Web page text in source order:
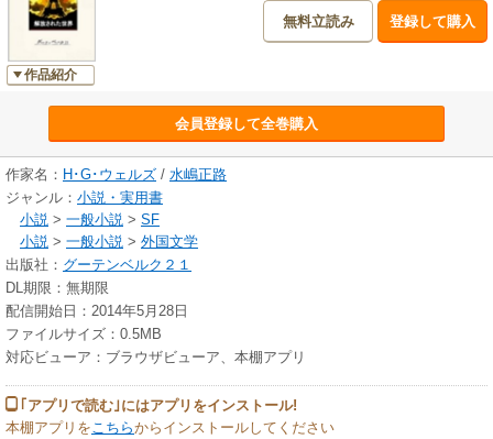
作品紹介
無料立読み 登録して購入
会員登録して全巻購入
作家名： H･G･ウェルズ / 水嶋正路
ジャンル： 小説・実用書
小説 > 一般小説 > SF
小説 > 一般小説 > 外国文学
出版社： グーテンベルク２１
DL期限：無期限
配信開始日：2014年5月28日
ファイルサイズ：0.5MB
対応ビューア：ブラウザビューア、本棚アプリ
｢アプリで読む｣にはアプリをインストール!
本棚アプリを こちらからインストールしてください